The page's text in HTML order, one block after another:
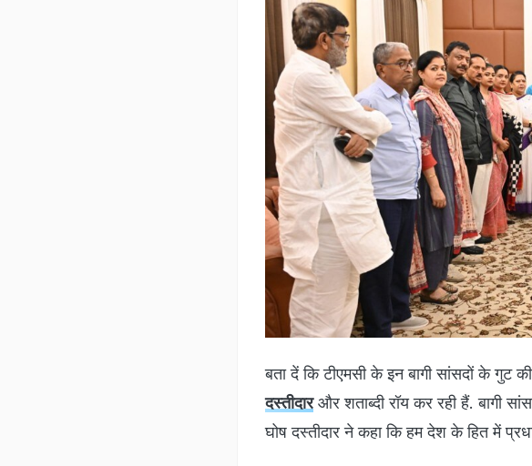
बता दें कि टीएमसी के इन बागी सांसदों के गुट
दस्तीदारऔर शताब्दी रॉय कर रही हैं. बागी
घोष दस्तीदार ने कहा कि हम देश के हित में